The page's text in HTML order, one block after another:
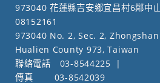
973040 花蓮縣吉安鄉宜昌村6鄰中
08152161
973040 No. 2, Sec. 2,
Hualien County 973, Taiwan
聯絡電話
03-8544225
|
傳真
03-8542039